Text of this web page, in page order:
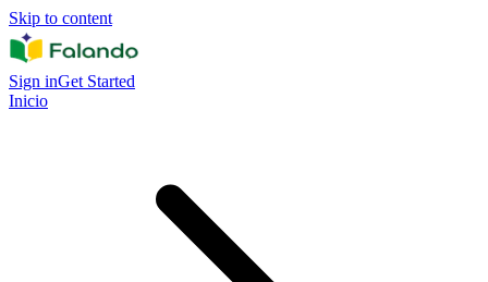
Skip to content
Sign inGet Started
Inicio